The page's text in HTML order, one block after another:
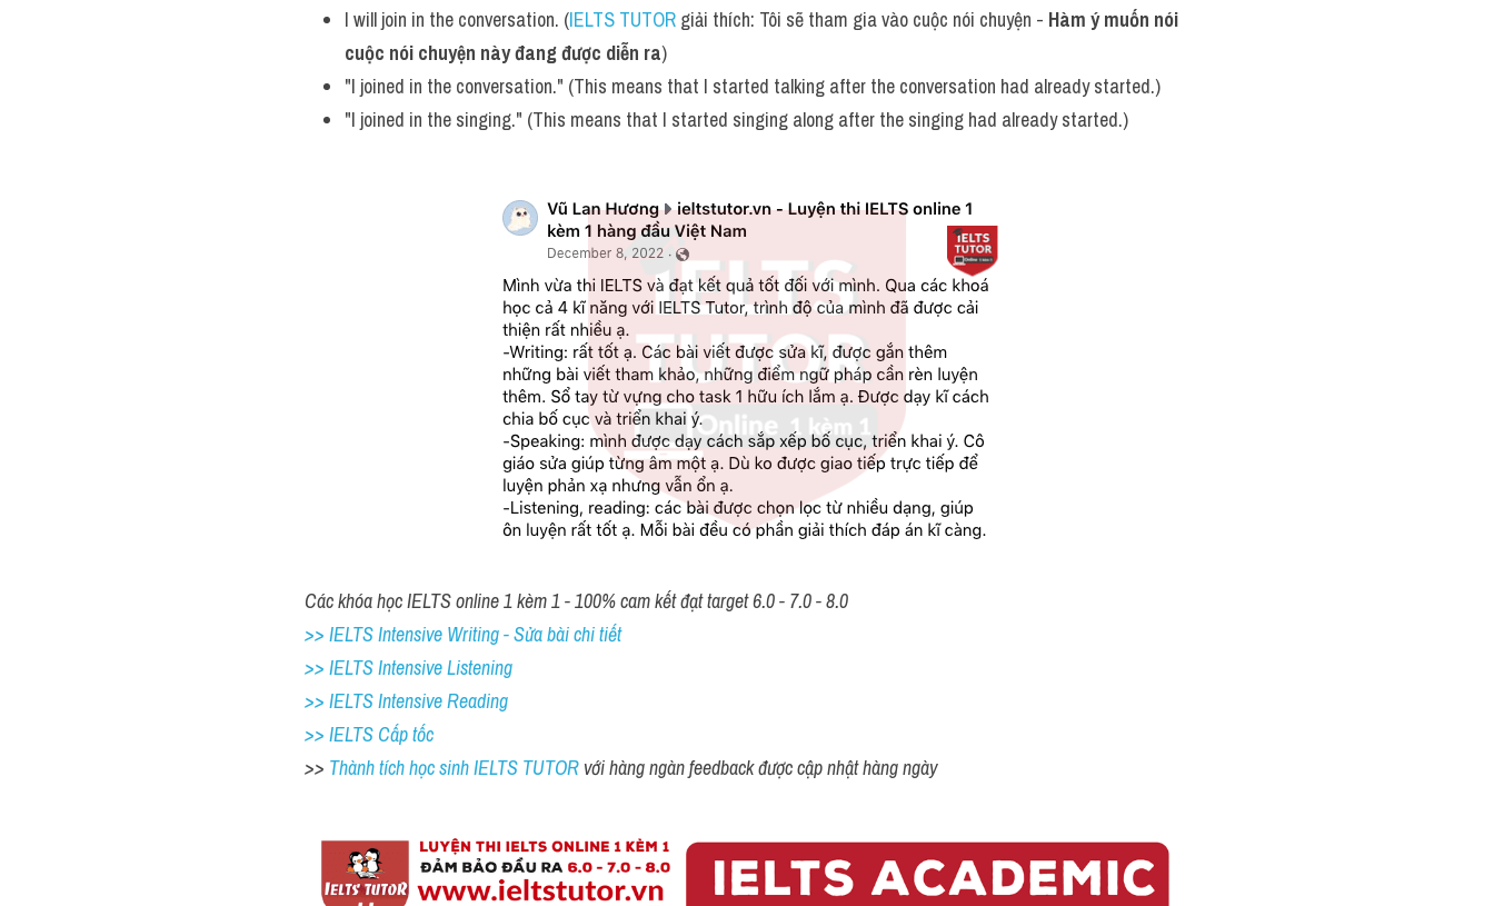
I will join in the conversation. (IELTS TUTOR giải thích: Tôi sẽ tham gia vào cuộc nói chuyện - Hàm ý muốn nói
cuộc nói chuyện này đang được diễn ra)
"I joined in the conversation." (This means that I started talking after the conversation had already started.)
"I joined in the singing." (This means that I started singing along after the singing had already started.)
Các khóa học IELTS online 1 kèm 1 - 100% cam kết đạt target 6.0 - 7.0 - 8.0
>> IELTS Intensive Writing - Sửa bài chi tiết
>> IELTS Intensive Listening
>> IELTS Intensive Reading
>> IELTS Cấp tốc
>> Thành tích học sinh IELTS TUTOR với hàng ngàn feedback được cập nhật hàng ngày